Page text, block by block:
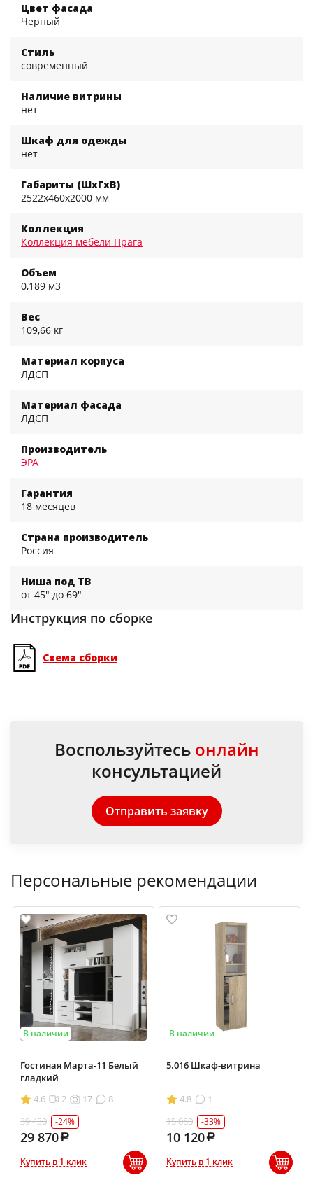
Цвет фасада
Черный
Стиль
современный
Наличие витрины
нет
Шкаф для одежды
нет
Габариты (ШхГхВ)
2522x460x2000 мм
Коллекция
Коллекция мебели Прага
Объем
0,189 м3
Вес
109,66 кг
Материал корпуса
ЛДСП
Материал фасада
ЛДСП
Производитель
ЭРА
Гарантия
18 месяцев
Страна производитель
Россия
Ниша под ТВ
от 45" до 69"
Инструкция по сборке
Схема сборки
Воспользуйтесь онлайн
консультацией
Отправить заявку
Персональные рекомендации
В наличии
Гостиная Марта-11 Белый
гладкий
4.6
2 17
8
39 430
-24%
29 870
Купить в 1 клик
В наличии
5.016 Шкаф-витрина
4.8
1
15 080
-33%
10 120
Купить в 1 клик